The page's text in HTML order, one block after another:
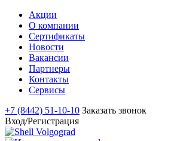
Акции
О компании
Сертификаты
Новости
Вакансии
Партнеры
Контакты
Сервисы
+7 (8442) 51-10-10 Заказать звонок
Вход/Регистрация